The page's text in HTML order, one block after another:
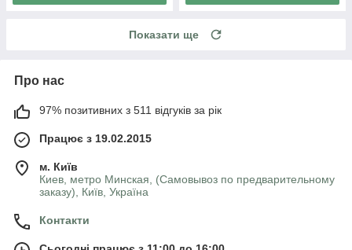
Показати ще
Про нас
97% позитивних з 511 відгуків за рік
Працює з 19.02.2015
м. Київ
Киев, метро Минская, (Самовывоз по предварительному
заказу), Київ, Україна
Контакти